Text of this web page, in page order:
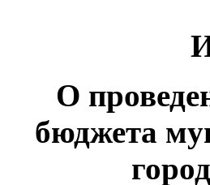
О
бюджета